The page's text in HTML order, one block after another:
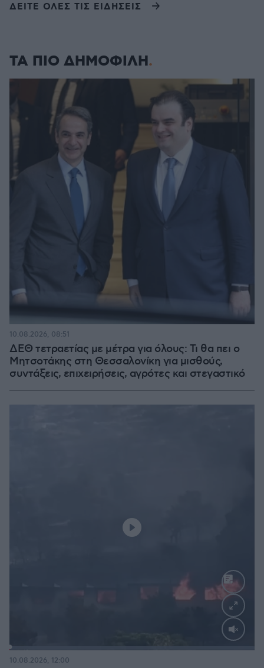
ΔΕΙΤΕ ΟΛΕΣ ΤΙΣ ΕΙΔΗΣΕΙΣ
ΤΑ ΠΙΟ ΔΗΜΟΦΙΛΗ
ΔΕΘ τετραετίας με μέτρα για όλους: Τι θα πει ο
Μητσοτάκης στη Θεσσαλονίκη για μισθούς,
συντάξεις, επιχειρήσεις, αγρότες και στεγαστικό
10.08.2026, 08:51
Loaded
10.08.2026, 12:00